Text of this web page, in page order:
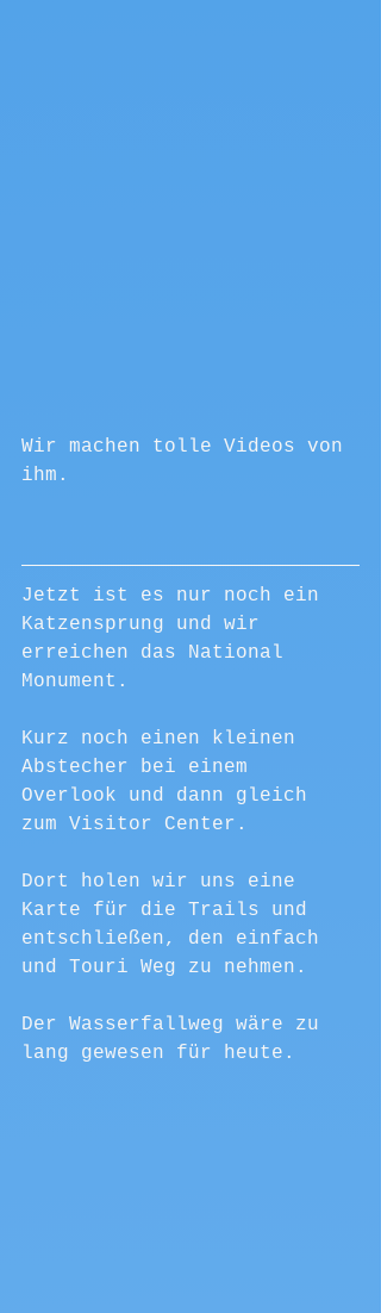
Wir machen tolle Videos von
ihm.
Jetzt ist es nur noch ein
Katzensprung und wir
erreichen das National
Monument.
Kurz noch einen kleinen
Abstecher bei einem
Overlook und dann gleich
zum Visitor Center.
Dort holen wir uns eine
Karte für die Trails und
entschließen, den einfach
und Touri Weg zu nehmen.
Der Wasserfallweg wäre zu
lang gewesen für heute.